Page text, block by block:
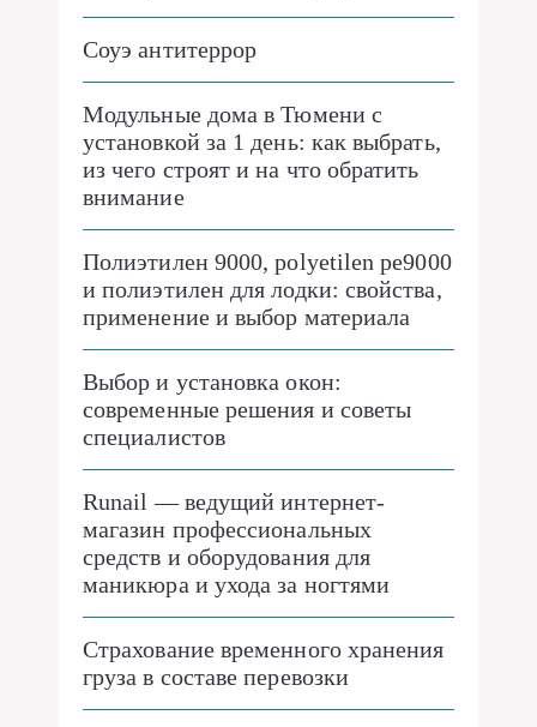
Соуэ антитеррор
Модульные дома в Тюмени с
установкой за 1 день: как выбрать,
из чего строят и на что обратить
внимание
Полиэтилен 9000, polyetilen pe9000
и полиэтилен для лодки: свойства,
применение и выбор материала
Выбор и установка окон:
современные решения и советы
специалистов
Runail — ведущий интернет-
магазин профессиональных
средств и оборудования для
маникюра и ухода за ногтями
Страхование временного хранения
груза в составе перевозки